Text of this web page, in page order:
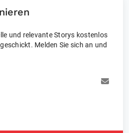
und relevante Storys kostenlos
Melden Sie sich an und